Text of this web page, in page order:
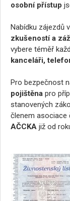
osobní přístup
Nabídku zájezdů
zkušeností a
vybere téměř
kanceláři,
Pro bezpečnost
pojištěna pro
stanovených
členem asociace
AČCKA již od